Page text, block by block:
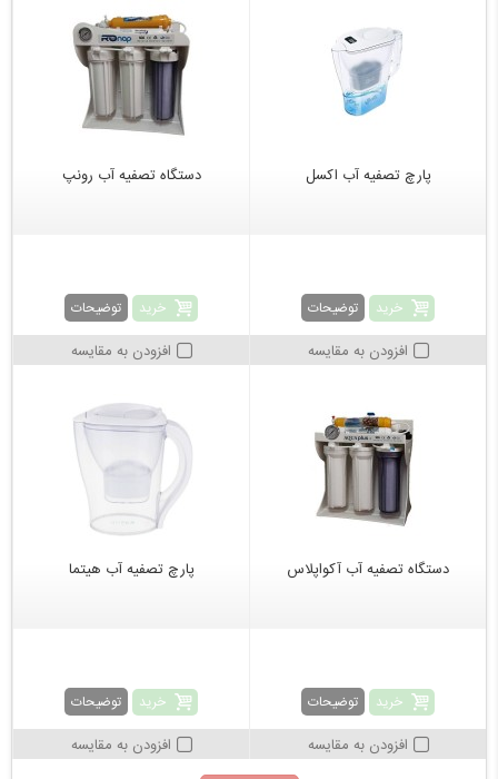
پارچ تصفیه آب اکسل
خرید توضیحات
افزودن به مقایسه
دستگاه تصفیه آب رونپ
خرید توضیحات
افزودن به مقایسه
دستگاه تصفیه آب آکواپلاس
خرید توضیحات
افزودن به مقایسه
پارچ تصفیه آب هیتما
خرید توضیحات
افزودن به مقایسه